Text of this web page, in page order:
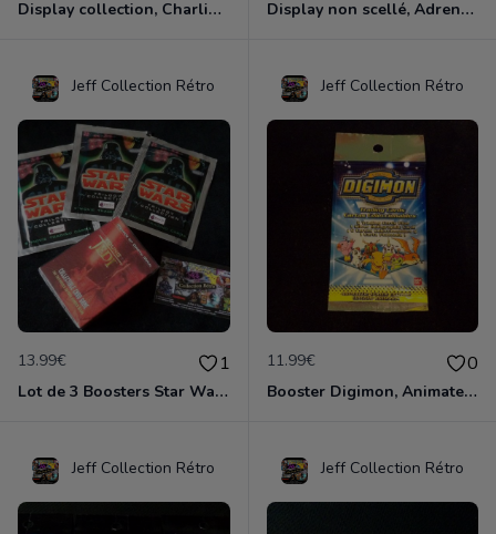
Display collection, Charlie et la Chocolaterie, Compléte de 100 sachets d'images. Display non scellé, Adrenaline, cartes à collectionner de Sport, compléte.
Jeff Collection Rétro
13.99€ 1
Lot de 3 Boosters Star Wars Trilogy et 1 Deck Star Wars Young Jedi Darth Maul
Jeff Collection Rétro
11.99€ 0
Booster Digimon, Animated série 1, collection Bandai 1999, neuf et scellé
Jeff Collection Rétro Jeff Collection Rétro